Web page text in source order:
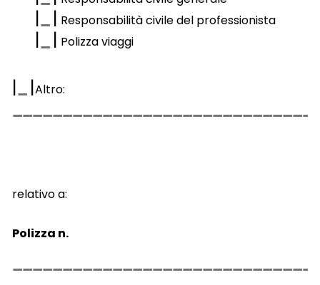
| | Responsabilità civile del professionista
| | Polizza viaggi
| |Altro:
relativo a:
Polizza n.